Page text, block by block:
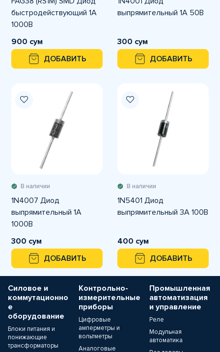
быстродействующий 1A
1000В
900 сум
ДОБАВИТЬ
выпрямительный 1А 50В
300 сум
ДОБАВИТЬ
В наличии
1N4007 Диод
выпрямительный 1А
1000В
300 сум
ДОБАВИТЬ
В наличии
1N5401 Диод
выпрямительный 3А 100В
400 сум
ДОБАВИТЬ
Силовое и
коммутационно
е
оборудование
Блоки питания и
понижающие
трансформаторы
Контрольно-
измерительные
приборы
Цифровые
амперметры и
вольтметры
Аналоговые
Промышленная
автоматизация
и управление
Реле
Модульная
автоматика